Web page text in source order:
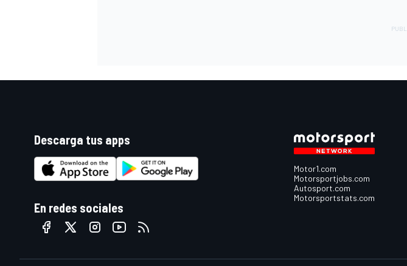
MÁS CATEGORÍAS
Descarga tus apps
En redes sociales
Motor1.com
Motorsportjobs.com
Autosport.com
Motorsportstats.com